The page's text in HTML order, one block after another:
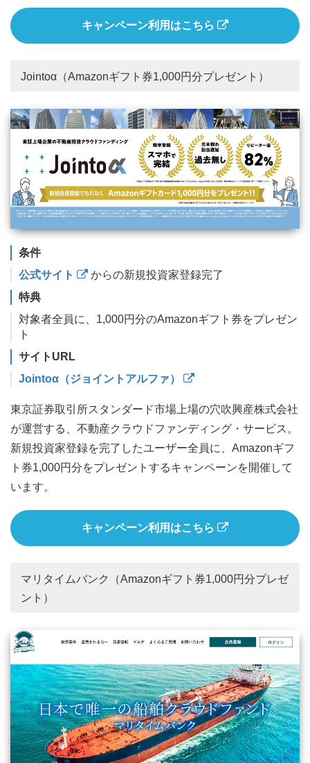
キャンペーン利用はこちら
Jointoα（Amazonギフト券1,000円分プレゼント）
条件
公式サイト
からの新規投資家登録完了
特典
対象者全員に、1,000円分のAmazonギフト券をプレゼン
ト
サイトURL
Jointoα（ジョイントアルファ）
東京証券取引所スタンダード市場上場の穴吹興産株式会社
が運営する、不動産クラウドファンディング・サービス。
新規投資家登録を完了したユーザー全員に、Amazonギフ
ト券1,000円分をプレゼントするキャンペーンを開催して
います。
キャンペーン利用はこちら
マリタイムバンク（Amazonギフト券1,000円分プレゼ
ント）